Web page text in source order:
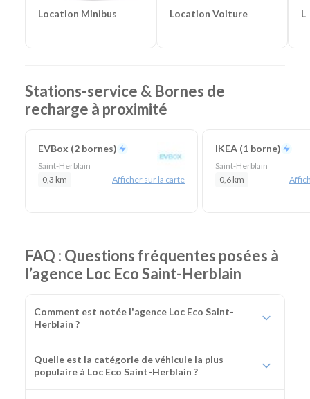
Location Minibus Location Voiture
Stations-service & Bornes de
recharge à proximité
EVBox (2 bornes)
Saint-Herblain
0,3 km
Afficher sur la carte
IKEA (1 borne)
Saint-Herblain
0,6 km
FAQ : Questions fréquentes posées à
l’agence Loc Eco Saint-Herblain
Comment est notée l'agence Loc Eco Saint-
Herblain ?
Quelle est la catégorie de véhicule la plus
populaire à Loc Eco Saint-Herblain ?